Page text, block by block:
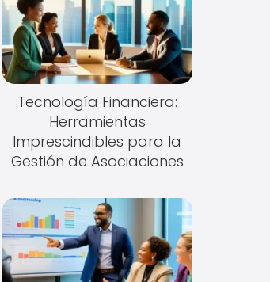
Tecnología Financiera:
Herramientas
Imprescindibles para la
Gestión de Asociaciones